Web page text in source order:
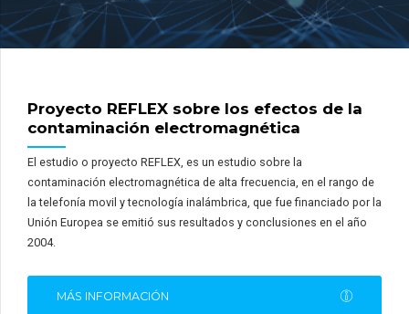
Proyecto REFLEX sobre los efectos de la
contaminación electromagnética
El estudio o proyecto REFLEX, es un estudio sobre la
contaminación electromagnética de alta frecuencia, en el rango de
la telefonía movil y tecnología inalámbrica, que fue financiado por la
Unión Europea se emitió sus resultados y conclusiones en el año
2004.
MÁS INFORMACIÓN